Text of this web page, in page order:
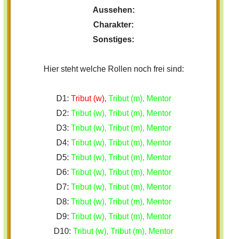
Aussehen:
Charakter:
Sonstiges:
Hier steht welche Rollen noch frei sind:
D1: Tribut (w), Tribut (m), Mentor
D2: Tribut (w), Tribut (m), Mentor
D3: Tribut (w), Tribut (m), Mentor
D4: Tribut (w), Tribut (m), Mentor
D5: Tribut (w), Tribut (m), Mentor
D6: Tribut (w), Tribut (m), Mentor
D7: Tribut (w), Tribut (m), Mentor
D8: Tribut (w), Tribut (m), Mentor
D9: Tribut (w), Tribut (m), Mentor
D10: Tribut (w), Tribut (m), Mentor